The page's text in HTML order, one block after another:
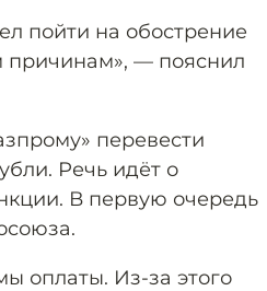
пойти на обострение
причинам», — пояснил
перевести
Речь идёт о
В первую очередь
оплаты. Из-за этого